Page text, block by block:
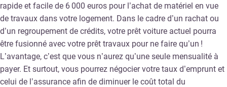
rapide et facile de 6 000 euros pour l’achat de matériel en vue
de travaux dans votre logement. Dans le cadre d’un rachat ou
d’un regroupement de crédits, votre prêt voiture actuel pourra
être fusionné avec votre prêt travaux pour ne faire qu’un !
L’avantage, c’est que vous n’aurez qu’une seule mensualité à
payer. Et surtout, vous pourrez négocier votre taux d’emprunt et
celui de l’assurance afin de diminuer le coût total du